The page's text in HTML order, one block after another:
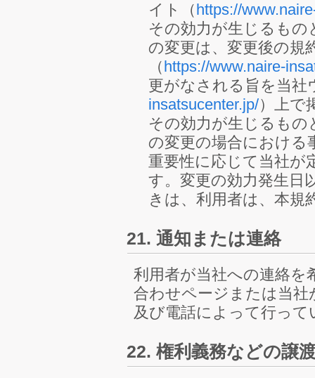
イト（https://
その効力が生じるもの
の変更は、変更後の規
（https://www.naire-
更がなされる旨を当社
insatsucenter.jp/）上で
その効力が生じるもの
の変更の場合における
重要性に応じて当社が
す。変更の効力発生日
きは、利用者は、本
21. 通知または連絡
利用者が当社への連絡を
合わせページまたは当
及び電話によって行っ
22. 権利義務などの譲